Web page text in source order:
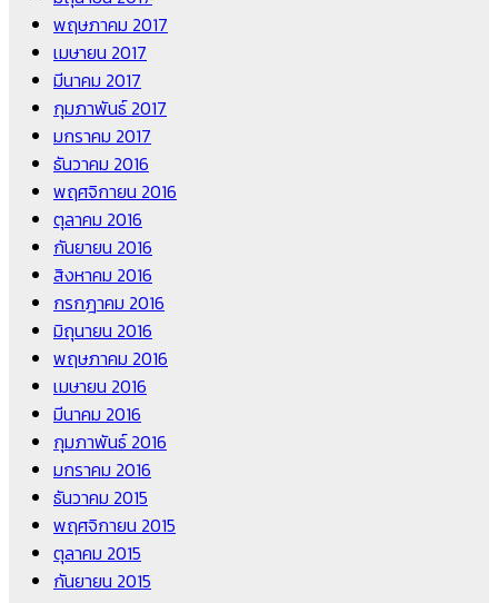
พฤษภาคม 2017
เมษายน 2017
มีนาคม 2017
กุมภาพันธ์ 2017
มกราคม 2017
ธันวาคม 2016
พฤศจิกายน 2016
ตุลาคม 2016
กันยายน 2016
สิงหาคม 2016
กรกฎาคม 2016
มิถุนายน 2016
พฤษภาคม 2016
เมษายน 2016
มีนาคม 2016
กุมภาพันธ์ 2016
มกราคม 2016
ธันวาคม 2015
พฤศจิกายน 2015
ตุลาคม 2015
กันยายน 2015